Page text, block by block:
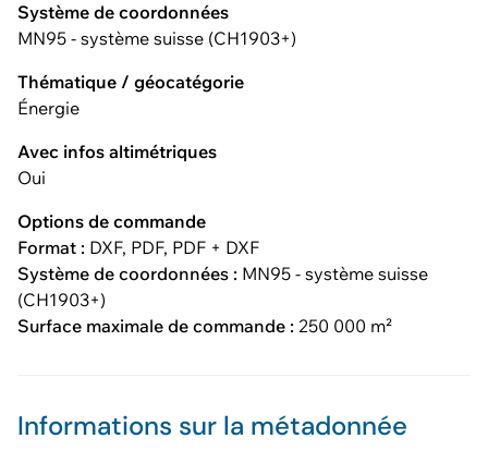
Système de coordonnées
MN95 - système suisse (CH1903+)
Thématique / géocatégorie
Énergie
Avec infos altimétriques
Oui
Options de commande
Format : DXF, PDF, PDF + DXF
Système de coordonnées : MN95 - système suisse
(CH1903+)
Surface maximale de commande : 250 000 m²
Informations sur la métadonnée